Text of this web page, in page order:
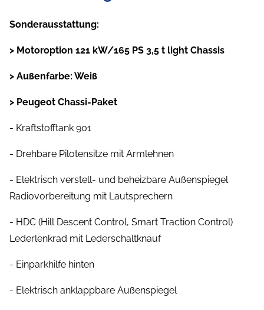
Sonderausstattung:
> Motoroption 121 kW/165 PS 3,5 t light Chassis
> Außenfarbe: Weiß
> Peugeot Chassi-Paket
- Kraftstofftank 901
- Drehbare Pilotensitze mit Armlehnen
- Elektrisch verstell- und beheizbare Außenspiegel
Radiovorbereitung mit Lautsprechern
- HDC (Hill Descent Control, Smart Traction Control)
Lederlenkrad mit Lederschaltknauf
- Einparkhilfe hinten
- Elektrisch anklappbare Außenspiegel